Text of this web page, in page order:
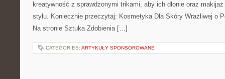
kreatywność z sprawdzonymi trikami, aby ich dłonie oraz
stylu. Koniecznie przeczytaj: Kosmetyka Dla Skóry Wrażliwej o
Na stronie Sztuka Zdobienia […]
CATEGORIES: ARTYKUŁY SPONSOROWANE